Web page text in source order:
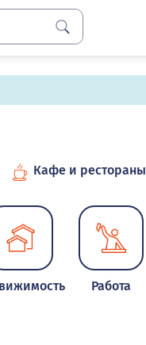
Кафе и рестораны
Работа